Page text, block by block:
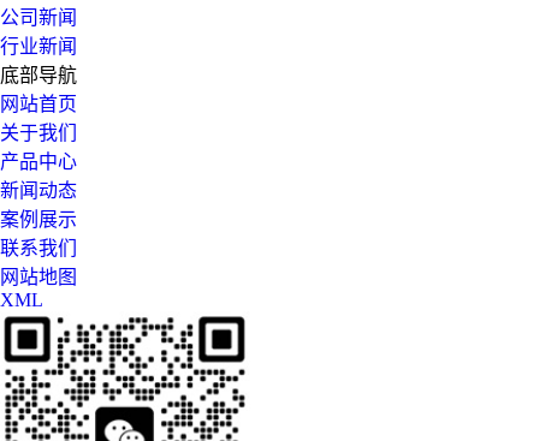
公司新闻
行业新闻
底部导航
网站首页
关于我们
产品中心
新闻动态
案例展示
联系我们
网站地图
XML